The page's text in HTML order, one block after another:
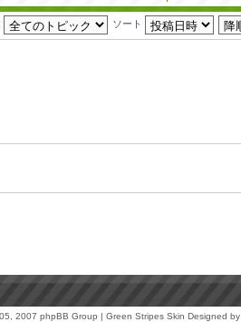
ソート
2007 phpBB Group | Green Stripes Skin Designed by